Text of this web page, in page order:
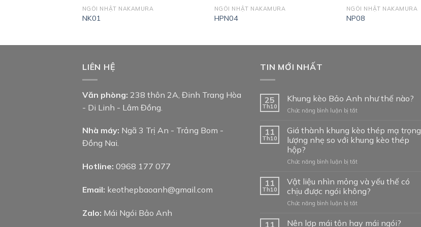
NGÓI NHẬT NAKAMURA
NK01
NGÓI NHẬT NAKAMURA
HPN04
NGÓI NHẬT NAKAMURA
NP08
LIÊN HỆ
Văn phòng: 238 thôn 2A, Đinh Trang Hòa
- Di Linh - Lâm Đồng.
Nhà máy: Ngã 3 Trị An - Trảng Bom -
Đồng Nai.
Hotline: 0968 177 077
Email: keothepbaoanh@gmail.com
Zalo: Mái Ngói Bảo Anh
TIN MỚI NHẤT
25
Th10
Khung kèo Bảo Anh như thế nào?
Chức năng bình luận bị tắtở
kèo
Bảo
Anh
thế
11
Th10
Giá thành khung kèo thép mạ trọng
lượng nhẹ so với khung kèo thép
hộp?
Chức năng bình luận bị tắtở
thành
khung
kèo
thép
trọng
11
Th10
Vật liệu nhìn mỏng và yếu thế có
chịu được ngói không?
Chức năng bình luận bị tắtở
11 Nên lợp mái tôn hay mái ngói?